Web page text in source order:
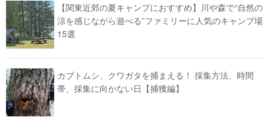
【関東近郊の夏キャンプにおすすめ】川や森で“自然の
涼を感じながら遊べる”ファミリーに人気のキャンプ場
15選
カブトムシ、クワガタを捕まえる！ 採集方法、時間
帯、採集に向かない日【捕獲編】